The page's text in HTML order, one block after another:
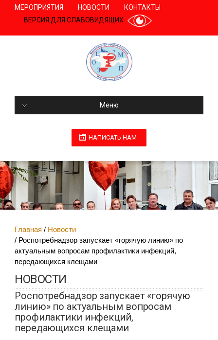
МЕРОПРИЯТИЯ НОВОСТИ
КОНТАКТЫ
ВЕРСИЯ ДЛЯ СЛАБОВИДЯЩИХ
Меню
НАПИСАТЬ НАМ
Главная
Новости
Роспотребнадзор запускает «горячую линию» по
актуальным вопросам профилактики инфекций,
передающихся клещами
НОВОСТИ
Роспотребнадзор запускает «горячую
линию» по актуальным вопросам
профилактики инфекций,
передающихся клещами